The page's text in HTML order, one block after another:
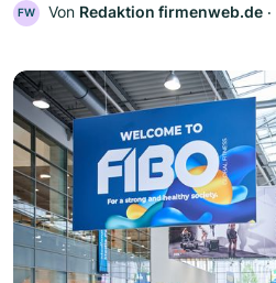
FW Von Redaktion firmenweb.de ‧